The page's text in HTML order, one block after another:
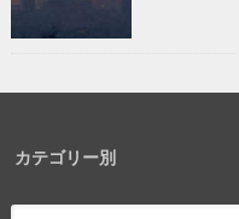
カテゴリー別